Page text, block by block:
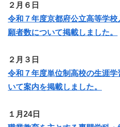
２月６日
令和７年度京都府公立高等学
願者数について掲載しました。
２月３日
令和７年度単位制高校の生涯
いて案内を掲載しました。
１月24日